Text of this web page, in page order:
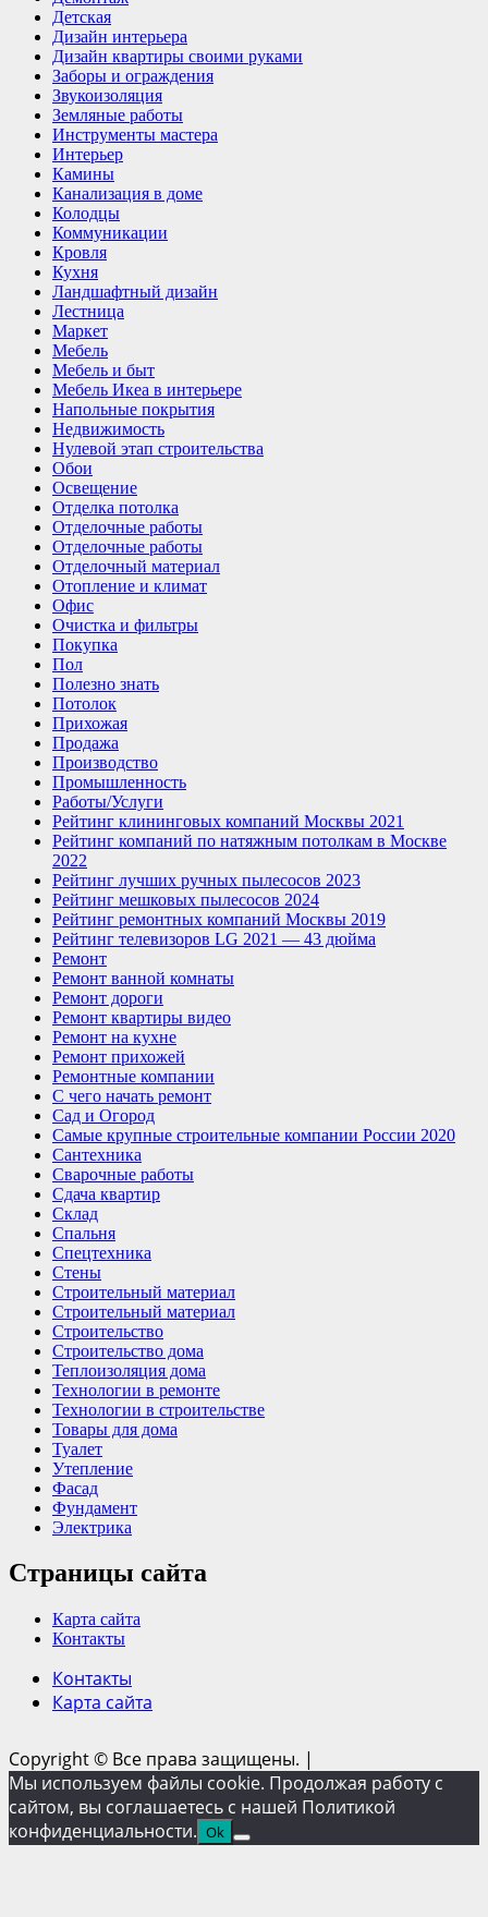
Детская
Дизайн интерьера
Дизайн квартиры своими руками
Заборы и ограждения
Звукоизоляция
Земляные работы
Инструменты мастера
Интерьер
Камины
Канализация в доме
Колодцы
Коммуникации
Кровля
Кухня
Ландшафтный дизайн
Лестница
Маркет
Мебель
Мебель и быт
Мебель Икеа в интерьере
Напольные покрытия
Недвижимость
Нулевой этап строительства
Обои
Освещение
Отделка потолка
Отделочные работы
Отделочные работы
Отделочный материал
Отопление и климат
Офис
Очистка и фильтры
Покупка
Пол
Полезно знать
Потолок
Прихожая
Продажа
Производство
Промышленность
Работы/Услуги
Рейтинг клининговых компаний Москвы 2021
Рейтинг компаний по натяжным потолкам в Москве
2022
Рейтинг лучших ручных пылесосов 2023
Рейтинг мешковых пылесосов 2024
Рейтинг ремонтных компаний Москвы 2019
Рейтинг телевизоров LG 2021 — 43 дюйма
Ремонт
Ремонт ванной комнаты
Ремонт дороги
Ремонт квартиры видео
Ремонт на кухне
Ремонт прихожей
Ремонтные компании
С чего начать ремонт
Сад и Огород
Самые крупные строительные компании России 2020
Сантехника
Сварочные работы
Сдача квартир
Склад
Спальня
Спецтехника
Стены
Строительный материал
Строительный материал
Строительство
Строительство дома
Теплоизоляция дома
Технологии в ремонте
Технологии в строительстве
Товары для дома
Туалет
Утепление
Фасад
Фундамент
Электрика
Страницы сайта
Карта сайта
Контакты
Контакты
Карта сайта
Copyright © Все права защищены. |
Мы используем файлы cookie. Продолжая работу с
сайтом, вы соглашаетесь с нашей Политикой
конфиденциальности. Ok